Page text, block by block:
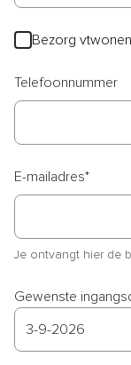
Bezorg
Telefoonnummer
E-mailadres*
Je ontvangt hier de
Gewenste
3-9-2026